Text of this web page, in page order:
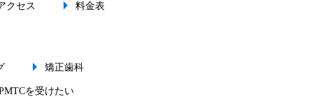
クセス 料金表
矯正歯科
を受けたい